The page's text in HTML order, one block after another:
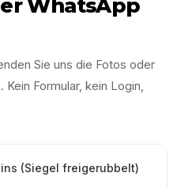
WhatsApp
Sie uns die Fotos oder
Formular, kein Login,
(Siegel freigerubbelt)